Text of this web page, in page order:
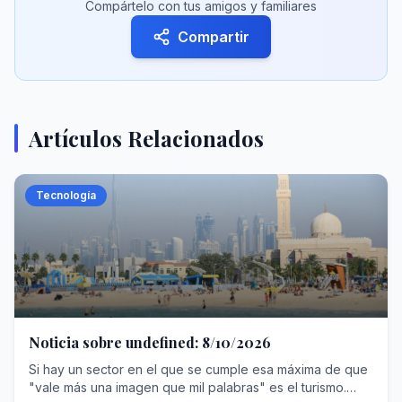
Compártelo con tus amigos y familiares
Compartir
Artículos Relacionados
Tecnología
Noticia sobre undefined: 8/10/2026
Si hay un sector en el que se cumple esa máxima de que
"vale más una imagen que mil palabras" es el turismo.